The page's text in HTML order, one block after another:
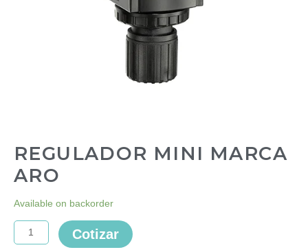
REGULADOR MINI MARCA
ARO
Available on backorder
REGULADOR
MARCA
ARO
Cotizar